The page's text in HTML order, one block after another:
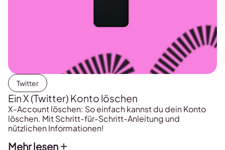
Twitter
Ein X (Twitter) Konto löschen
X-Account löschen: So einfach kannst du dein Konto
löschen. Mit Schritt-für-Schritt-Anleitung und
nützlichen Informationen!
Mehr lesen